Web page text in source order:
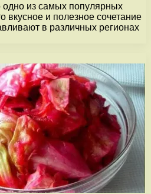
одно из самых популярных
вкусное и полезное сочетание
в различных регионах